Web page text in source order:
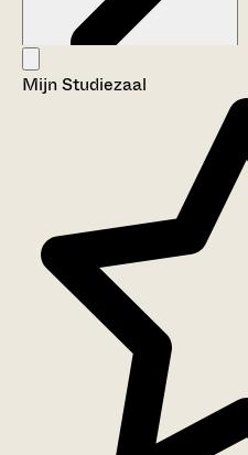
Aanwijzingen voor de gebruiker
Mijn Studiezaal